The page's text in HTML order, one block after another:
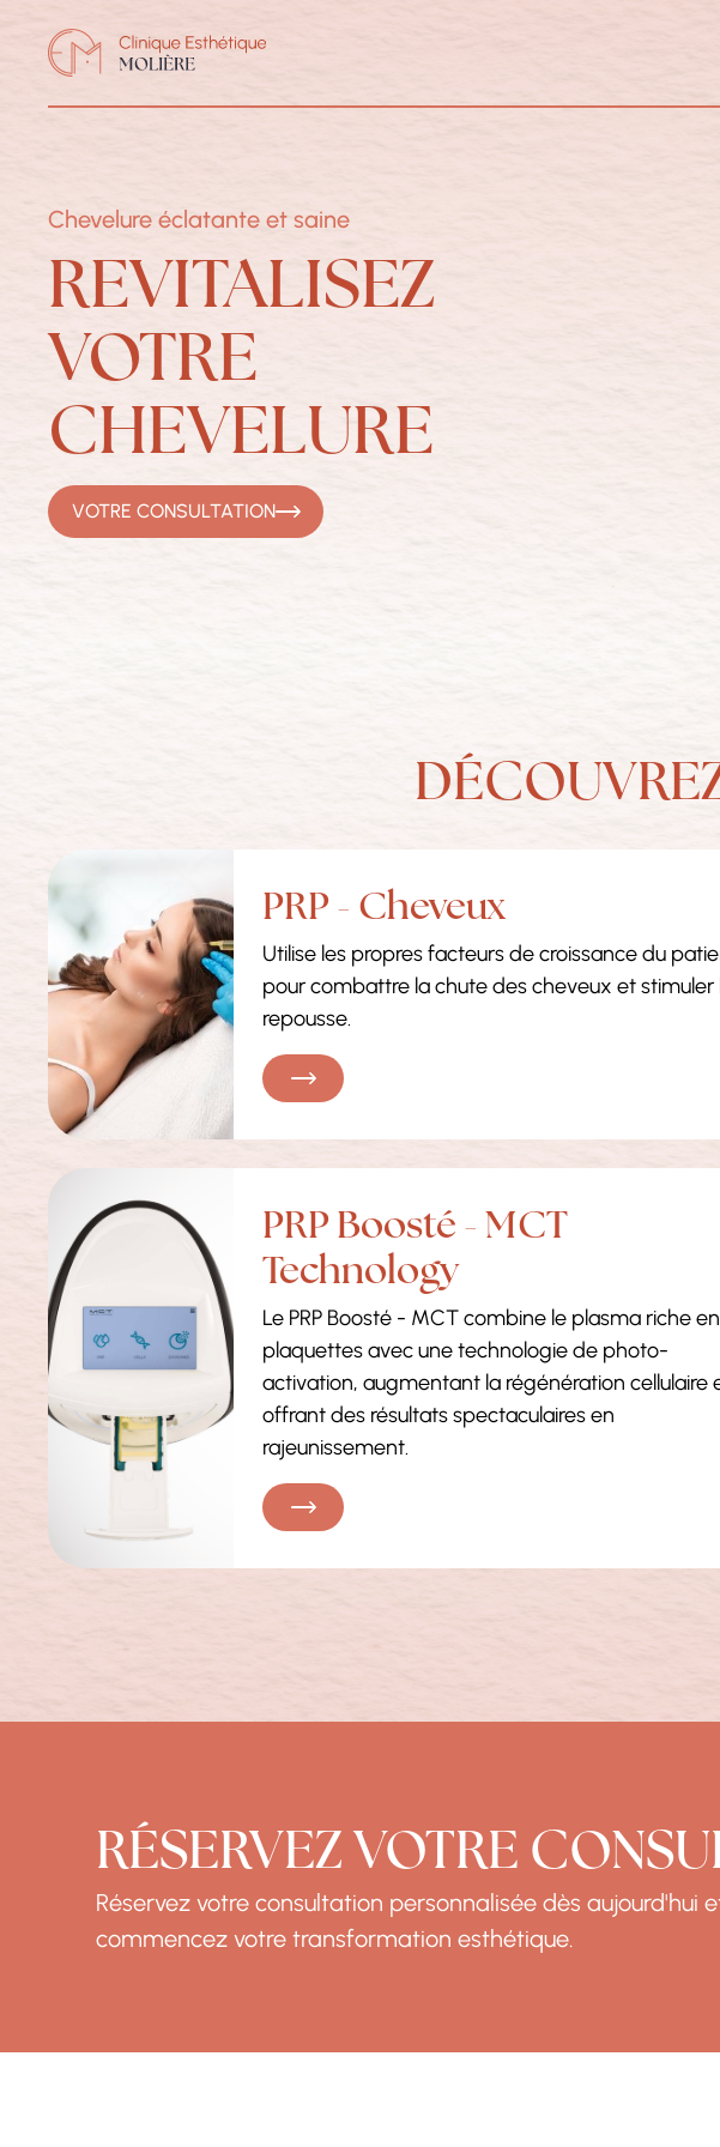
Chevelure éclatante et saine
REVITALISEZ
VOTRE
CHEVELURE
VOTRE CONSULTATION
PRP - Cheveux
Utilise les propres facteurs de croissance du
pour combattre la chute des cheveux et stimuler
repousse.
PRP Boosté - MCT
Technology
Le PRP Boosté - MCT combine le plasma riche en
plaquettes avec une technologie de photo-
activation, augmentant la régénération cellulaire
offrant des résultats spectaculaires en
rajeunissement.
RÉSERVEZ VOTRE
Réservez votre consultation personnalisée dès aujourd'hui
commencez votre transformation esthétique.